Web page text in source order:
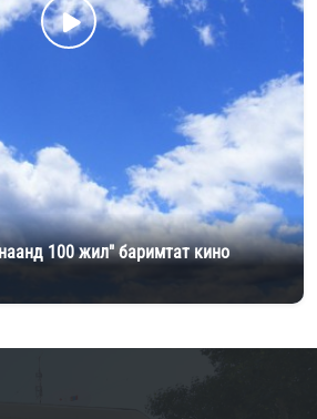
100 жил" баримтат кино